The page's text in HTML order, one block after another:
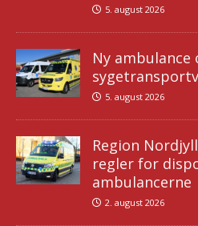
5. august 2026
Ny ambulance
5. august 2026
Region
regler for
ambulancerne
2. august 2026